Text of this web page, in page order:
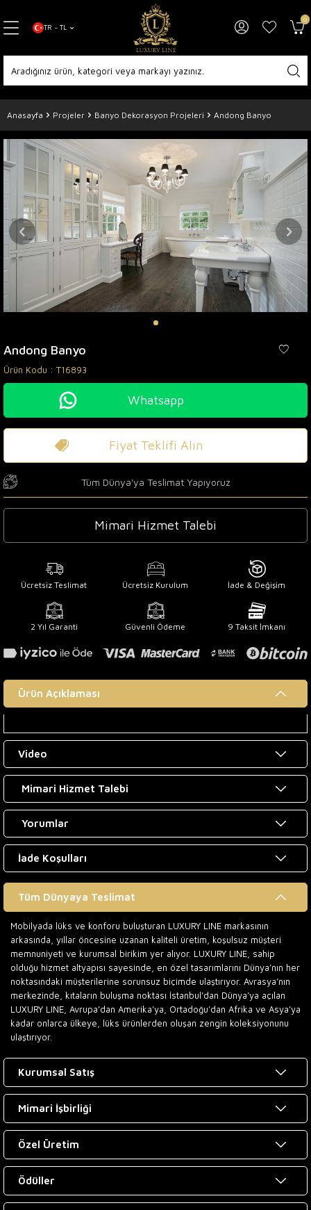
TR − TL
0
Anasayfa Projeler Banyo Dekorasyon Projeleri Andong Banyo
Andong Banyo
Ürün Kodu : T16893
Whatsapp
Fiyat Teklifi Alın
Tüm Dünya'ya Teslimat Yapıyoruz
Mimari Hizmet Talebi
Ücretsiz Teslimat Ücretsiz Kurulum İade & Değişim
2 Yıl Garanti Güvenli Ödeme 9 Taksit İmkanı
Ürün Açıklaması
Video
Mimari Hizmet Talebi
Yorumlar
İade Koşulları
Tüm Dünyaya Teslimat
Mobilyada lüks ve konforu buluşturan LUXURY LINE markasının
arkasında, yıllar öncesine uzanan kaliteli üretim, koşulsuz müşteri
memnuniyeti ve kurumsal birikim yer alıyor. LUXURY LINE, sahip
olduğu hizmet altyapısı sayesinde, en özel tasarımlarını Dünya’nın her
noktasındaki müşterilerine sorunsuz biçimde ulaştırıyor. Avrasya’nın
merkezinde, kıtaların buluşma noktası İstanbul’dan Dünya’ya açılan
LUXURY LINE, Avrupa’dan Amerika’ya, Ortadoğu’dan Afrika ve Asya’ya
kadar onlarca ülkeye, lüks ürünlerden oluşan zengin koleksiyonunu
ulaştırıyor.
Kurumsal Satış
Mimari İşbirliği
Özel Üretim
Ödüller